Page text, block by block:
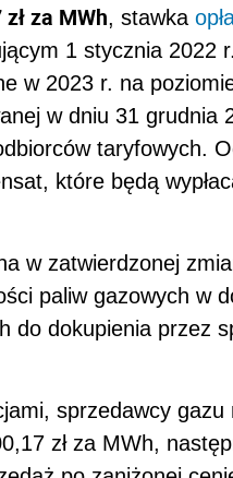
za MWh, stawka
1 stycznia 2022
w 2023 r. na
w dniu 31 grudnia
taryfowych.
które będą
w zatwierdzonej
paliw gazowych w
do dokupienia przez
sprzedawcy
zł za MWh,